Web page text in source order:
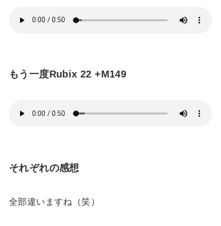
もう一度Rubix 22 +M149
それぞれの感想
全部違いますね（笑）